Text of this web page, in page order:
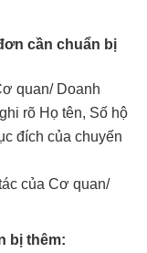
cần chuẩn bị
quan/ Doanh
rõ Họ tên, Số hộ
đích của chuyến
của Cơ quan/
bị thêm: